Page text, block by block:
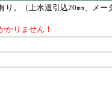
り。（上水道引込20㎜、メー
かりません！